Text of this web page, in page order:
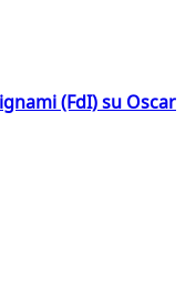
(FdI) su Oscar